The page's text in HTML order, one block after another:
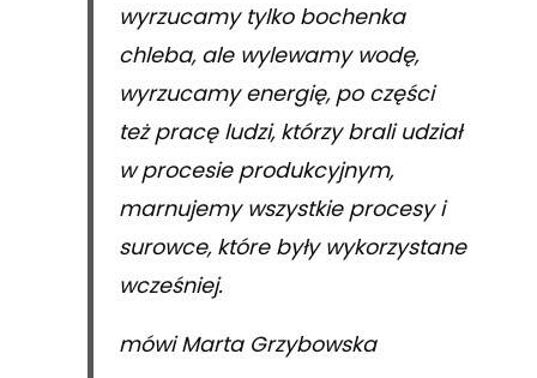
wyrzucamy tylko bochenka
chleba, ale wylewamy wodę,
wyrzucamy energię, po części
też pracę ludzi, którzy brali udział
w procesie produkcyjnym,
marnujemy wszystkie procesy i
surowce, które były wykorzystane
wcześniej.
mówi Marta Grzybowska